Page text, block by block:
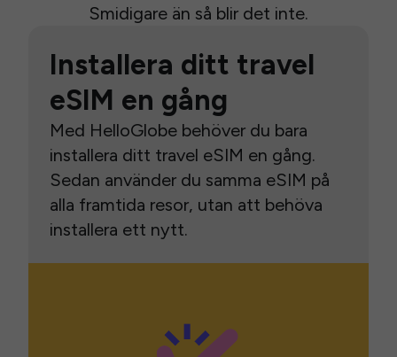
Smidigare än så blir det inte.
Installera ditt travel
eSIM en gång
Med HelloGlobe behöver du bara
installera ditt travel eSIM en gång.
Sedan använder du samma eSIM på
alla framtida resor, utan att behöva
installera ett nytt.